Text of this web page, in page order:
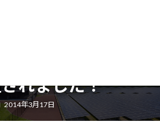
れました！
2014年3月17日